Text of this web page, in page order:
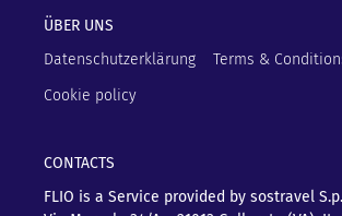
ÜBER UNS
Datenschutzerklärung
Terms &
Cookie policy
CONTACTS
FLIO is a Service provided by sostravel